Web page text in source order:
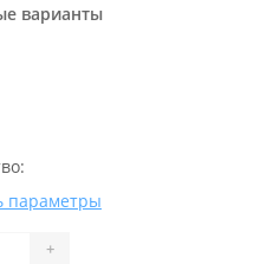
варианты
параметры
+